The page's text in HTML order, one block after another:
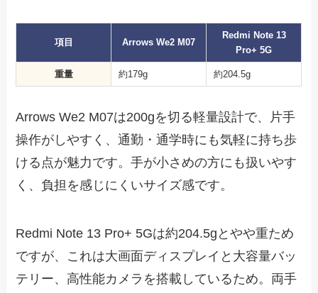
項目 Arrows We2 M07
Redmi Note 13
Pro+ 5G
重量 約179g 約204.5g
Arrows We2 M07は200gを切る軽量設計で、片手
操作がしやすく、通勤・通学時にも気軽に持ち歩
ける点が魅力です。手が小さめの方にも扱いやす
く、負担を感じにくいサイズ感です。
Redmi Note 13 Pro+ 5Gは約204.5gとやや重ため
ですが、これは大画面ディスプレイと大容量バッ
テリー、高性能カメラを搭載しているため。両手